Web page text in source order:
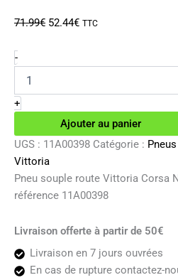
71.99€ Le
52.44€Le
TTC
-quantité
de
Pneu
souple
route
Corsa
N.EXT
TLR
noir
+
Ajouter au panier
UGS : 11A00398 Catégorie : Pneus
Vittoria
Pneu souple route Vittoria Corsa
référence 11A00398
Livraison offerte à partir de 50€
Livraison en 7 jours ouvrées
En cas de rupture contactez-